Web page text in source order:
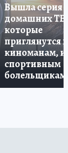
Вышла серия
домашних ТВ,
которые
приглянутся и
киноманам, и
спортивным
болельщикам